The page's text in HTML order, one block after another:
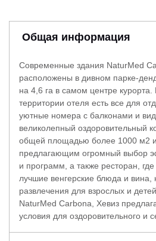
Общая информация
Современные здания NaturMed
расположены в дивном парке-
на 4,6 га в самом центре
территории отеля есть все для
уютные номера с балконами и
великолепный оздоровительный
общей площадью более 1000 м2 и
предлагающим огромный выбор
и программ, а также ресторан,
лучшие венгерские блюда и вина,
развлечения для взрослых и
NaturMed Carbona, Хевиз
условия для оздоровительного и